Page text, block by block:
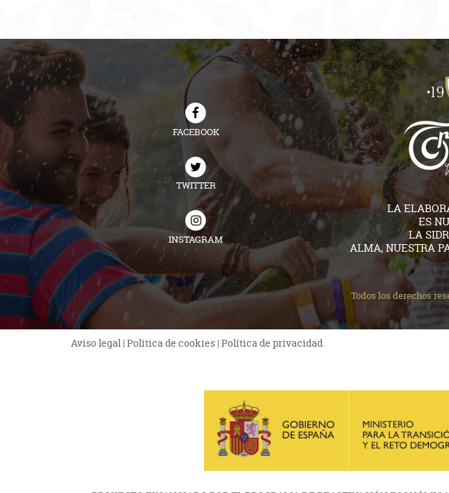
FACEBOOK
TWITTER
INSTAGRAM
LA
ES
LA
ALMA, NUESTRA
Todos los derechos
Aviso legal | Política de cookies | Política de privacidad